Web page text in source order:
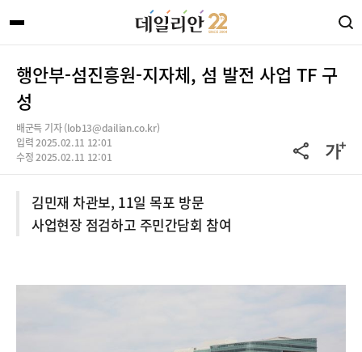
행안부-섬진흥원-지자체, 섬 발전 사업 TF 구
성
배군득 기자 (lob13@dailian.co.kr)
입력 2025.02.11 12:01
수정 2025.02.11 12:01
김민재 차관보, 11일 목포 방문
사업현장 점검하고 주민간담회 참여